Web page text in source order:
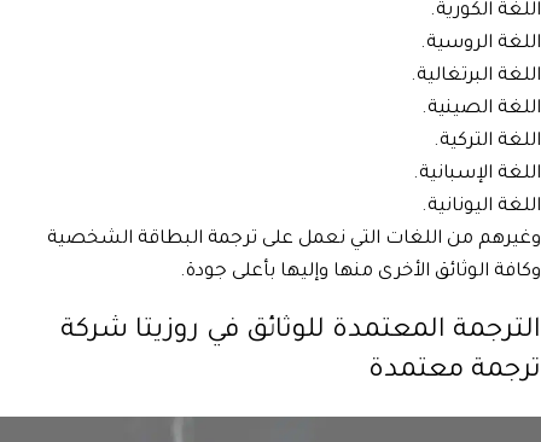
اللغة الكورية.
اللغة الروسية.
اللغة البرتغالية.
اللغة الصينية.
اللغة التركية.
اللغة الإسبانية.
اللغة اليونانية.
وغيرهم من اللغات التي نعمل على ترجمة البطاقة الشخصية
وكافة الوثائق الأخرى منها وإليها بأعلى جودة.
الترجمة المعتمدة للوثائق في روزيتا شركة
ترجمة معتمدة